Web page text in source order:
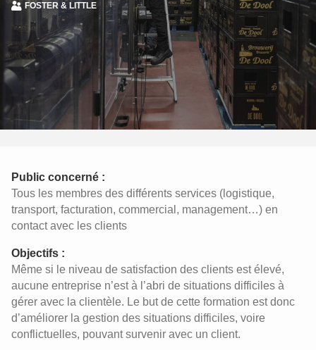
FOSTER & LITTLE
Public concerné :
Tous les membres des différents services (logistique,
transport, facturation, commercial, management…) en
contact avec les clients
Objectifs :
Même si le niveau de satisfaction des clients est élevé,
aucune entreprise n’est à l’abri de situations difficiles à
gérer avec la clientèle. Le but de cette formation est donc
d’améliorer la gestion des situations difficiles, voire
conflictuelles, pouvant survenir avec un client.